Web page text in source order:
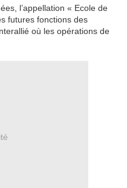
l’appellation « Ecole de
futures fonctions des
où les opérations de